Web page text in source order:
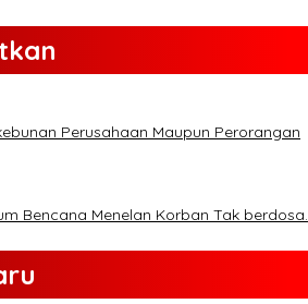
Perusahaan Maupun Perorangan
Bencana Menelan Korban Tak berdosa.